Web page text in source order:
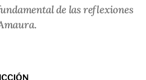
de las reflexiones